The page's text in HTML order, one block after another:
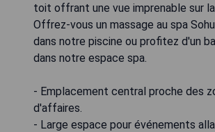
toit offrant une vue imprenable sur la
Offrez-vous un massage au spa
dans notre piscine ou profitez d'un
dans notre espace spa.
- Emplacement central proche des
d'affaires.
- Large espace pour événements